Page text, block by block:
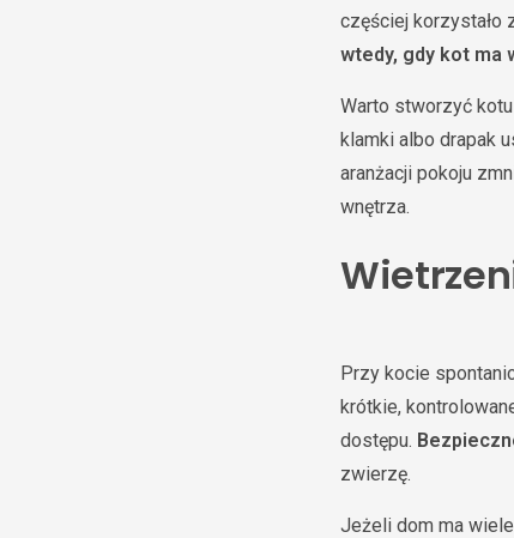
częściej korzystało
wtedy, gdy kot ma
Warto stworzyć
klamki albo drapak
aranżacji pokoju
wnętrza.
Przy kocie
krótkie,
dostępu.
zwierzę.
Jeżeli dom ma